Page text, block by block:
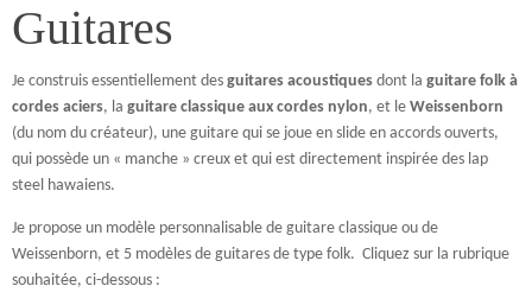
Guitares
Je construis essentiellement des guitares acoustiques dont la guitare folk à
cordes aciers, la guitare classique aux cordes nylon, et le Weissenborn
(du nom du créateur), une guitare qui se joue en slide en accords ouverts,
qui possède un « manche » creux et qui est directement inspirée des lap
steel hawaiens.
Je propose un modèle personnalisable de guitare classique ou de
Weissenborn, et 5 modèles de guitares de type folk. Cliquez sur la rubrique
souhaitée, ci-dessous :